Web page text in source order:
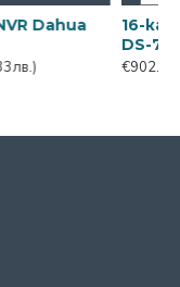
16-канален NVR
DS-7616NXI-I2/
€902.88
(1736.24лв.)